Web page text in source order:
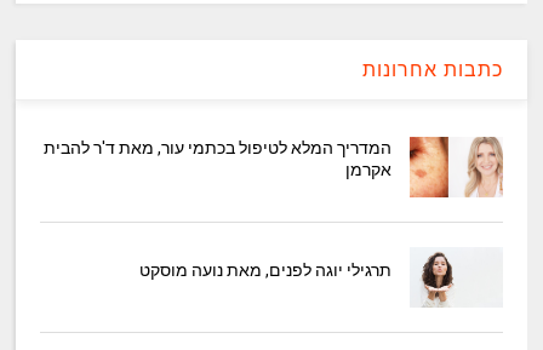
כתבות אחרונות
המדריך המלא לטיפול בכתמי עור, מאת ד'ר להבית
אקרמן
תרגילי יוגה לפנים, מאת נועה מוסקט